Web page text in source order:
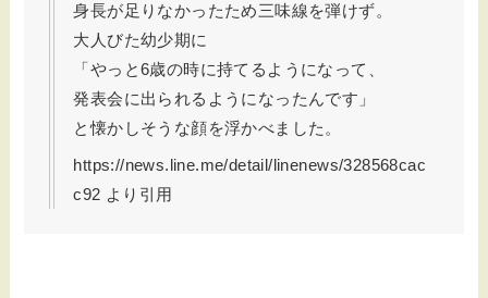
身長が足りなかったため三味線を弾けず。
大人びた幼少期に
「やっと6歳の時に持てるようになって、
発表会に出られるようになったんです」
と懐かしそうな顔を浮かべました。
https://news.line.me/detail/linenews/328568cac
c92 より引用